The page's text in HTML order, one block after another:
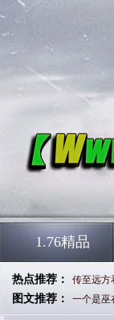
1.76精品
热点推荐： 传至远方
图文推荐： 一个是巫